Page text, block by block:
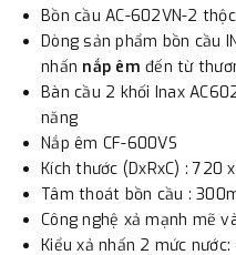
3. Chuyển khoản qua
- Nếu địa điểm giao hàng
hoặc với những đơn đặt
Chúng tôi sẽ thu tiền trước
chuyển theo cước phí tính
bằng phương thức chuyển
- Sau khi có thông tin xác
Bồn cầu AC-602VN-2
Dòng sản phẩm bồn cầu
nhấn nắp êm đến từ
Bàn cầu 2 khối Inax
năng
Nắp êm CF-600VS
Kích thước (DxRxC) : 720
Tâm thoát bồn cầu :
Công nghệ xả mạnh mẽ
Kiểu xả nhấn 2 mức